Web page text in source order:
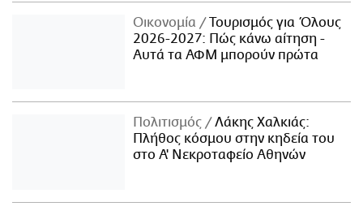
Οικονομία
Τουρισμός για Όλους
2026-2027: Πώς κάνω αίτηση -
Αυτά τα ΑΦΜ μπορούν πρώτα
Πολιτισμός
Λάκης Χαλκιάς:
Πλήθος κόσμου στην κηδεία του
στο Α' Νεκροταφείο Αθηνών